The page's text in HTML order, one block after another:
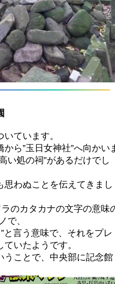
ています。
ら”玉日女神社”へ向かい
い処の祠”があるだけでし
わぬことを伝えてきまし
のカタカナの文字の意味
で、
と言う意味で、それをプレ
いたようです。
うことで、中央部に記念館